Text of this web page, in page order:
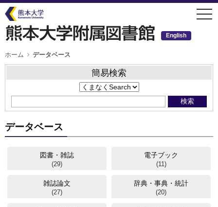
イ
コ
テ
ツ
移
English
パ
ン
く
ホーム データベース
簡易検索
データベース
図書・雑誌
(29)
電子ブック
(11)
雑誌論文
(27)
辞典・事典・統計
(20)